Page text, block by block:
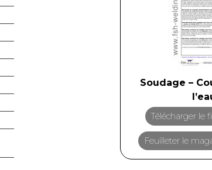
Soudage –
Télécharger le
Feuilleter le